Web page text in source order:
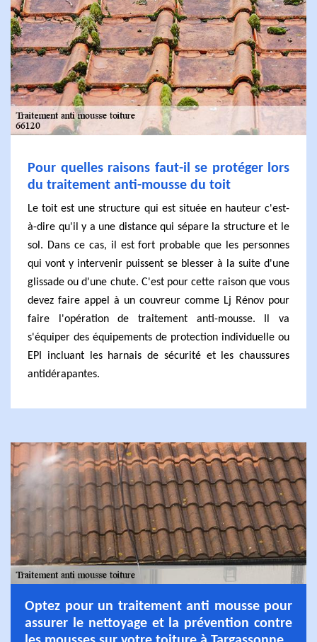
Pour quelles raisons faut-il se protéger lors
du traitement anti-mousse du toit
Le toit est une structure qui est située en hauteur c'est-
à-dire qu'il y a une distance qui sépare la structure et le
sol. Dans ce cas, il est fort probable que les personnes
qui vont y intervenir puissent se blesser à la suite d'une
glissade ou d'une chute. C'est pour cette raison que vous
devez faire appel à un couvreur comme Lj Rénov pour
faire l'opération de traitement anti-mousse. Il va
s'équiper des équipements de protection individuelle ou
EPI incluant les harnais de sécurité et les chaussures
antidérapantes.
Optez pour un traitement anti mousse pour
assurer le nettoyage et la prévention contre